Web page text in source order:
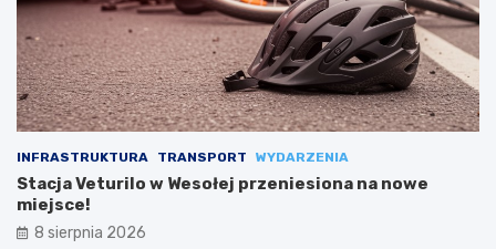
INFRASTRUKTURA TRANSPORT WYDARZENIA
Stacja Veturilo w Wesołej przeniesiona na nowe
miejsce!
8 sierpnia 2026